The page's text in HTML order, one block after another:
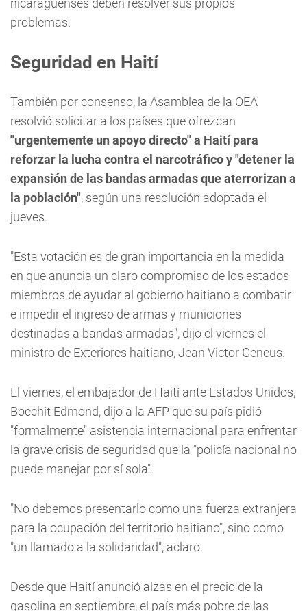
problemas.
Seguridad en Haití
También por consenso, la Asamblea de la OEA
resolvió solicitar a los países que ofrezcan
"urgentemente un apoyo directo" a Haití para
reforzar la lucha contra el narcotráfico y "detener la
expansión de las bandas armadas que aterrorizan a
la población", según una resolución adoptada el
jueves.
"Esta votación es de gran importancia en la medida
en que anuncia un claro compromiso de los estados
miembros de ayudar al gobierno haitiano a combatir
e impedir el ingreso de armas y municiones
destinadas a bandas armadas", dijo el viernes el
ministro de Exteriores haitiano, Jean Victor Geneus.
El viernes, el embajador de Haití ante Estados Unidos,
Bocchit Edmond, dijo a la AFP que su país pidió
"formalmente" asistencia internacional para enfrentar
la grave crisis de seguridad que la "policía nacional no
puede manejar por sí sola".
"No debemos presentarlo como una fuerza extranjera
para la ocupación del territorio haitiano", sino como
"un llamado a la solidaridad", aclaró.
Desde que Haití anunció alzas en el precio de la
gasolina en septiembre, el país más pobre de las